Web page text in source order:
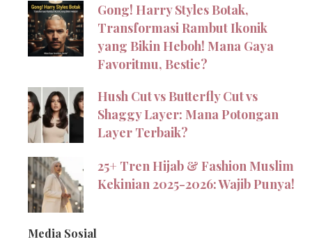
Gong! Harry Styles Botak,
Transformasi Rambut Ikonik
yang Bikin Heboh! Mana Gaya
Favoritmu, Bestie?
Hush Cut vs Butterfly Cut vs
Shaggy Layer: Mana Potongan
Layer Terbaik?
25+ Tren Hijab & Fashion Muslim
Kekinian 2025-2026: Wajib Punya!
Media Sosial